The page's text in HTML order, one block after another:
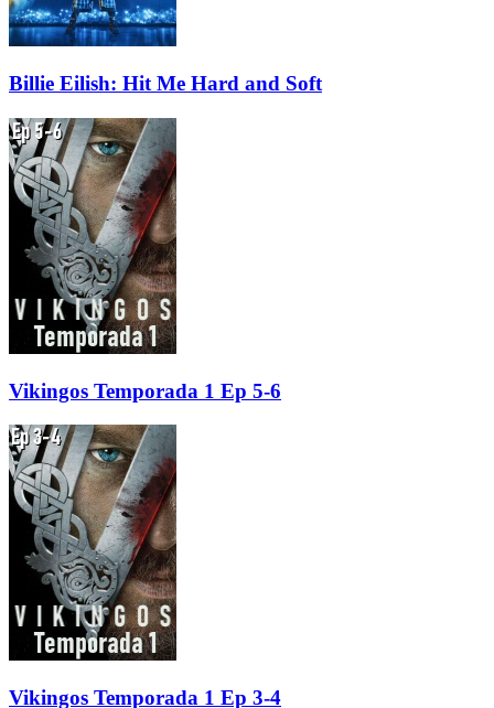
Billie Eilish: Hit Me Hard and Soft
Vikingos Temporada 1 Ep 5-6
Vikingos Temporada 1 Ep 3-4